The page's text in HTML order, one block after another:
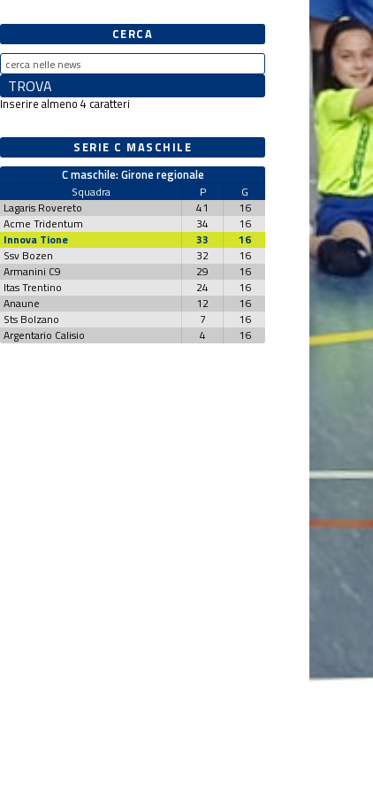
CERCA
Inserire almeno 4 caratteri
SERIE C MASCHILE
C maschile: Girone regionale
Squadra P
G
Lagaris Rovereto
41
16
Acme Tridentum
34
16
Innova Tione
33
16
Ssv Bozen
32
16
Armanini C9
29
16
Itas Trentino
24
16
Anaune
12
16
Sts Bolzano
7
16
Argentario Calisio
4 16